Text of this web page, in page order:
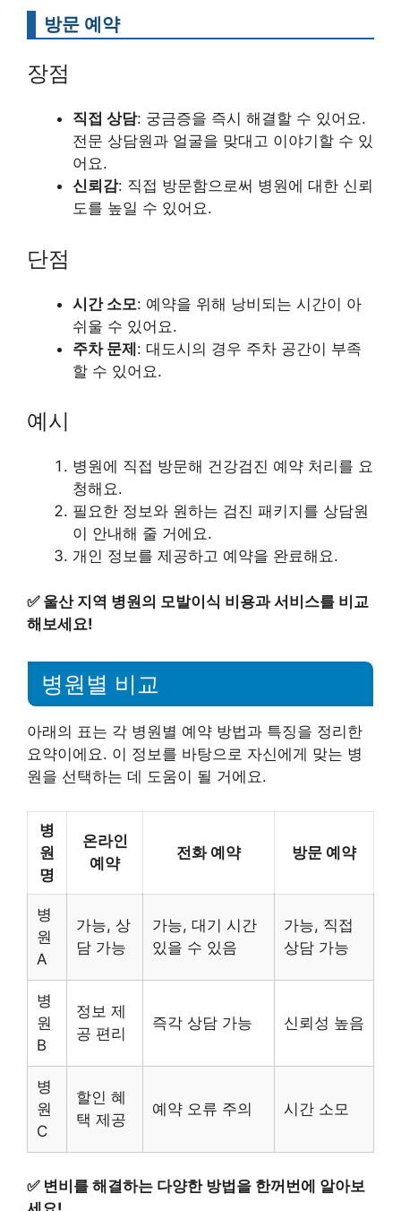
방문 예약
장점
직접 상담: 궁금증을 즉시 해결할 수 있어요.
전문 상담원과 얼굴을 맞대고 이야기할 수 있
어요.
신뢰감: 직접 방문함으로써 병원에 대한 신뢰
도를 높일 수 있어요.
단점
시간 소모: 예약을 위해 낭비되는 시간이 아
쉬울 수 있어요.
주차 문제: 대도시의 경우 주차 공간이 부족
할 수 있어요.
예시
병원에 직접 방문해 건강검진 예약 처리를 요
청해요.
필요한 정보와 원하는 검진 패키지를 상담원
이 안내해 줄 거에요.
개인 정보를 제공하고 예약을 완료해요.
✅ 울산 지역 병원의 모발이식 비용과 서비스를 비교
해보세요!
병원별 비교
아래의 표는 각 병원별 예약 방법과 특징을 정리한
요약이에요. 이 정보를 바탕으로 자신에게 맞는 병
원을 선택하는 데 도움이 될 거에요.
병
원
명
온라인
예약
전화 예약 방문 예약
병
원
A
가능, 상
담 가능
가능, 대기 시간
있을 수 있음
가능, 직접
상담 가능
병
원
B
정보 제
공 편리
즉각 상담 가능 신뢰성 높음
병
원
C
할인 혜
택 제공
예약 오류 주의 시간 소모
✅ 변비를 해결하는 다양한 방법을 한꺼번에 알아보